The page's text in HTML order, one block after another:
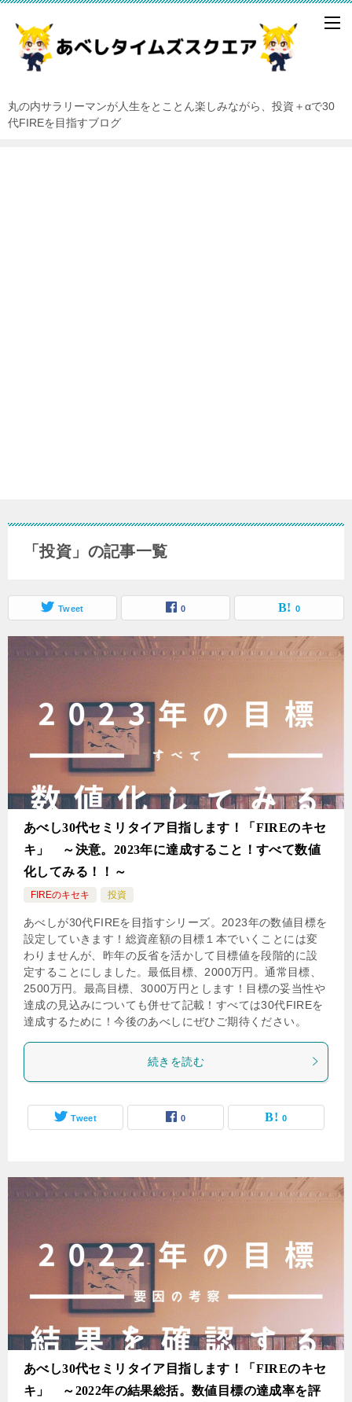
丸の内サラリーマンが人生をとことん楽しみながら、投資＋αで30
代FIREを目指すブログ
「投資」の記事一覧
Tweet 0 0
あべし30代セミリタイア目指します！「FIREのキセ
キ」 ～決意。2023年に達成すること！すべて数値
化してみる！！～
FIREのキセキ 投資
あべしが30代FIREを目指すシリーズ。2023年の数値目標を
設定していきます！総資産額の目標１本でいくことには変
わりませんが、昨年の反省を活かして目標値を段階的に設
定することにしました。最低目標、2000万円。通常目標、
2500万円。最高目標、3000万円とします！目標の妥当性や
達成の見込みについても併せて記載！すべては30代FIREを
達成するために！今後のあべしにぜひご期待ください。
続きを読む
Tweet 0 0
あべし30代セミリタイア目指します！「FIREのキセ
キ」 ～2022年の結果総括。数値目標の達成率を評